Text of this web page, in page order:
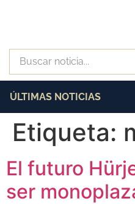
ÚLTIMAS NOTICIAS
Etiqueta:
El futuro
ser